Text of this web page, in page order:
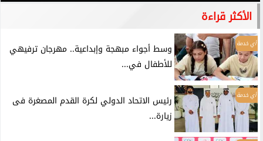
الأكثر قراءة
أي خدمة
وسط أجواء مبهجة وإبداعية.. مهرجان ترفيهي
للأطفال في...
أي خدمة
رئيس الاتحاد الدولي لكرة القدم المصغرة فى
زيارة...